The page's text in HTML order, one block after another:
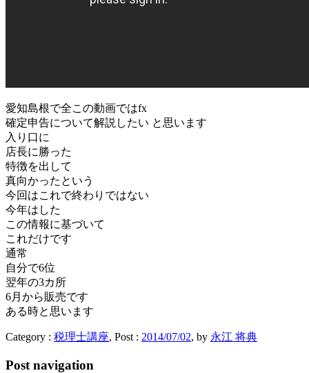
愛知島根で全この動画ではfx
確定申告について解説したい と思います
入り口に
店長に勝った
特徴を出して
真向かったという
今回はこれで終わりではない
今年はした
この情報に基づいて
これだけです
通常
自分で6位
翌年の3カ所
6月から販売です
ある時と思います
Category : 税理士講座, Post : 2014/07/02, by 永江 将典
Post navigation